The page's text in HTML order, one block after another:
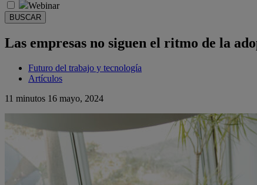
Webinar
BUSCAR
Las empresas no siguen el ritmo de la
Futuro del trabajo y tecnología
Artículos
11 minutos 16 mayo, 2024